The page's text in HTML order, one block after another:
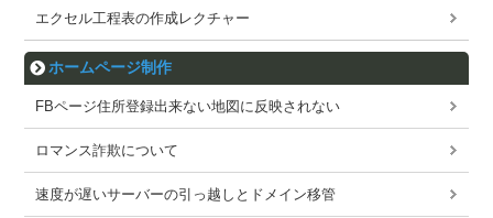
エクセル工程表の作成レクチャー
ホームページ制作
FBページ住所登録出来ない地図に反映されない
ロマンス詐欺について
速度が遅いサーバーの引っ越しとドメイン移管